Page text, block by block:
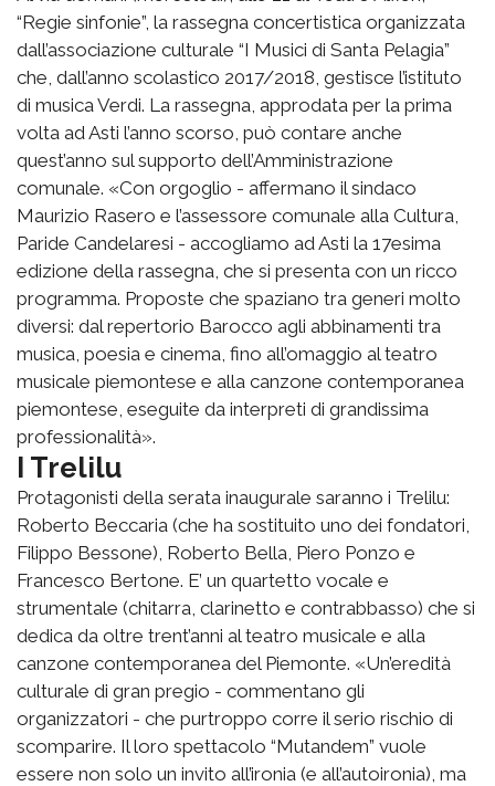
“Regie sinfonie”, la rassegna concertistica organizzata
dall’associazione culturale “I Musici di Santa Pelagia”
che, dall’anno scolastico 2017/2018, gestisce l’istituto
di musica Verdi. La rassegna, approdata per la prima
volta ad Asti l’anno scorso, può contare anche
quest’anno sul supporto dell’Amministrazione
comunale. «Con orgoglio - affermano il sindaco
Maurizio Rasero e l’assessore comunale alla Cultura,
Paride Candelaresi - accogliamo ad Asti la 17esima
edizione della rassegna, che si presenta con un ricco
programma. Proposte che spaziano tra generi molto
diversi: dal repertorio Barocco agli abbinamenti tra
musica, poesia e cinema, fino all’omaggio al teatro
musicale piemontese e alla canzone contemporanea
piemontese, eseguite da interpreti di grandissima
professionalità».
I Trelilu
Protagonisti della serata inaugurale saranno i Trelilu:
Roberto Beccaria (che ha sostituito uno dei fondatori,
Filippo Bessone), Roberto Bella, Piero Ponzo e
Francesco Bertone. E’ un quartetto vocale e
strumentale (chitarra, clarinetto e contrabbasso) che si
dedica da oltre trent’anni al teatro musicale e alla
canzone contemporanea del Piemonte. «Un’eredità
culturale di gran pregio - commentano gli
organizzatori - che purtroppo corre il serio rischio di
scomparire. Il loro spettacolo “Mutandem” vuole
essere non solo un invito all’ironia (e all’autoironia), ma